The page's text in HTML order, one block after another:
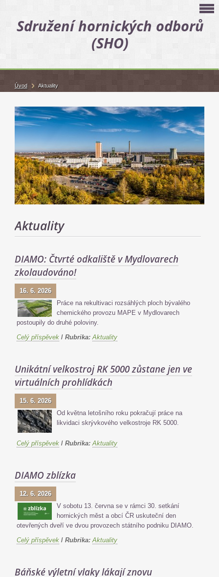
Sdružení hornických odborů
(SHO)
Aktuality
DIAMO: Čtvrté odkaliště v Mydlovarech
zkolaudováno!
16. 6. 2026
Práce na rekultivaci rozsáhlých ploch bývalého
chemického provozu MAPE v Mydlovarech
postoupily do druhé poloviny.
Celý příspěvek / Rubrika: Aktuality
Unikátní velkostroj RK 5000 zůstane jen ve
virtuálních prohlídkách
15. 6. 2026
Od května letošního roku pokračují práce na
likvidaci skrývkového velkostroje RK 5000.
Celý příspěvek / Rubrika: Aktuality
DIAMO zblízka
12. 6. 2026
V sobotu 13. června se v rámci 30. setkání
hornických měst a obcí ČR uskuteční den
otevřených dveří ve dvou provozech státního podniku DIAMO.
Celý příspěvek / Rubrika: Aktuality
Báňské výletní vlaky lákají znovu
Úvod Aktuality